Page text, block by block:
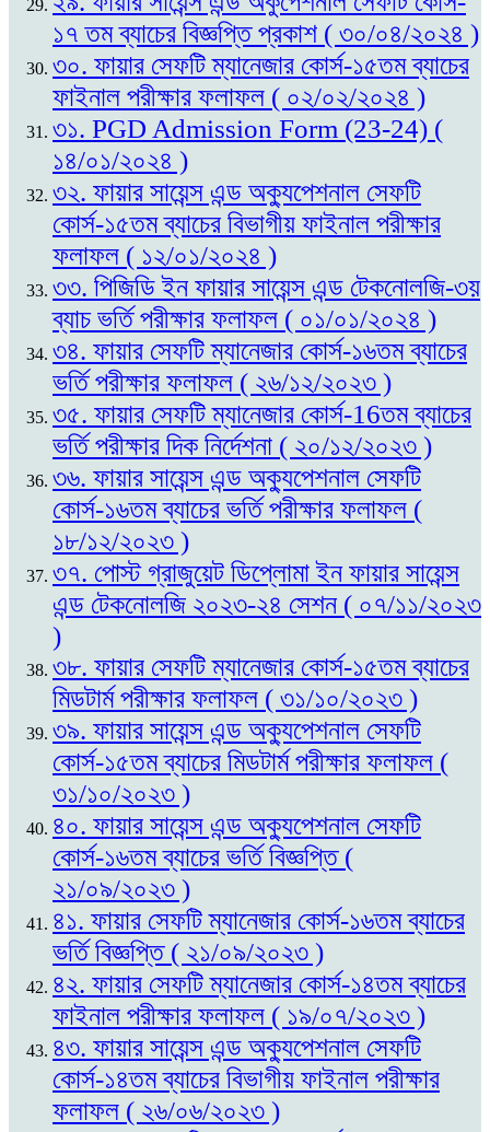
১৭ তম ব্যাচের বিজ্ঞপ্তি প্রকাশ ( ৩০/০৪/২০২৪ )
৩০. ফায়ার সেফটি ম্যানেজার কোর্স-১৫তম ব্যাচের
ফাইনাল পরীক্ষার ফলাফল ( ০২/০২/২০২৪ )
৩১. PGD Admission Form (23-24) (
১৪/০১/২০২৪ )
৩২. ফায়ার সায়েন্স এন্ড অক্যুপেশনাল সেফটি
কোর্স-১৫তম ব্যাচের বিভাগীয় ফাইনাল পরীক্ষার
ফলাফল ( ১২/০১/২০২৪ )
৩৩. পিজিডি ইন ফায়ার সায়েন্স এন্ড টেকনোলজি-৩য়
ব্যাচ ভর্তি পরীক্ষার ফলাফল ( ০১/০১/২০২৪ )
৩৪. ফায়ার সেফটি ম্যানেজার কোর্স-১৬তম ব্যাচের
ভর্তি পরীক্ষার ফলাফল ( ২৬/১২/২০২৩ )
৩৫. ফায়ার সেফটি ম্যানেজার কোর্স-16তম ব্যাচের
ভর্তি পরীক্ষার দিক নির্দেশনা ( ২০/১২/২০২৩ )
৩৬. ফায়ার সায়েন্স এন্ড অক্যুপেশনাল সেফটি
কোর্স-১৬তম ব্যাচের ভর্তি পরীক্ষার ফলাফল (
১৮/১২/২০২৩ )
৩৭. পোস্ট গ্রাজুয়েট ডিপ্লোমা ইন ফায়ার সায়েন্স
এন্ড টেকনোলজি ২০২৩-২৪ সেশন ( ০৭/১১/২০২৩
)
৩৮. ফায়ার সেফটি ম্যানেজার কোর্স-১৫তম ব্যাচের
মিডটার্ম পরীক্ষার ফলাফল ( ৩১/১০/২০২৩ )
৩৯. ফায়ার সায়েন্স এন্ড অক্যুপেশনাল সেফটি
কোর্স-১৫তম ব্যাচের মিডটার্ম পরীক্ষার ফলাফল (
৩১/১০/২০২৩ )
৪০. ফায়ার সায়েন্স এন্ড অক্যুপেশনাল সেফটি
কোর্স-১৬তম ব্যাচের ভর্তি বিজ্ঞপ্তি (
২১/০৯/২০২৩ )
৪১. ফায়ার সেফটি ম্যানেজার কোর্স-১৬তম ব্যাচের
ভর্তি বিজ্ঞপ্তি ( ২১/০৯/২০২৩ )
৪২. ফায়ার সেফটি ম্যানেজার কোর্স-১৪তম ব্যাচের
ফাইনাল পরীক্ষার ফলাফল ( ১৯/০৭/২০২৩ )
৪৩. ফায়ার সায়েন্স এন্ড অক্যুপেশনাল সেফটি
কোর্স-১৪তম ব্যাচের বিভাগীয় ফাইনাল পরীক্ষার
ফলাফল ( ২৬/০৬/২০২৩ )